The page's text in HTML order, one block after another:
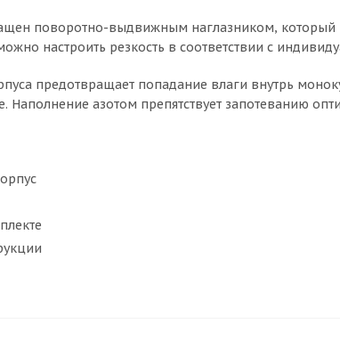
поворотно-выдвижным наглазником,
настроить резкость в соответствии с
предотвращает попадание влаги внутрь
Наполнение азотом препятствует запотеванию